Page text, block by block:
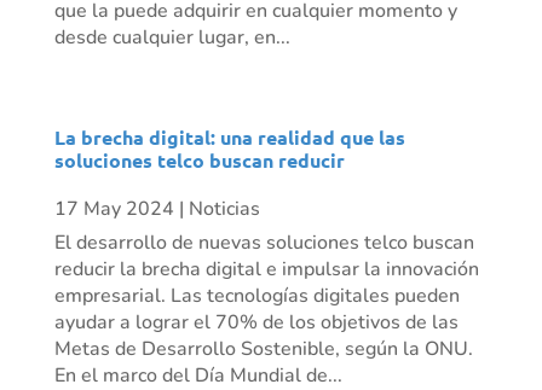
que la puede adquirir en cualquier momento y
desde cualquier lugar, en...
La brecha digital: una realidad que las
soluciones telco buscan reducir
17 May 2024 | Noticias
El desarrollo de nuevas soluciones telco buscan
reducir la brecha digital e impulsar la innovación
empresarial. Las tecnologías digitales pueden
ayudar a lograr el 70% de los objetivos de las
Metas de Desarrollo Sostenible, según la ONU.
En el marco del Día Mundial de...